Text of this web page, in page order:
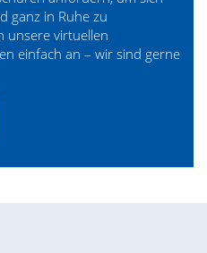
ganz in Ruhe zu
unsere virtuellen
einfach an – wir sind gerne